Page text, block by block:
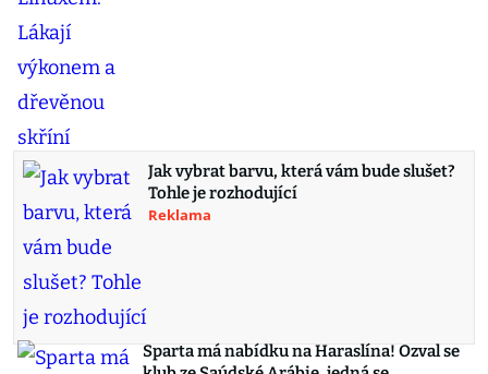
Jak vybrat barvu, která vám bude slušet?
Tohle je rozhodující
Reklama
Sparta má nabídku na Haraslína! Ozval se